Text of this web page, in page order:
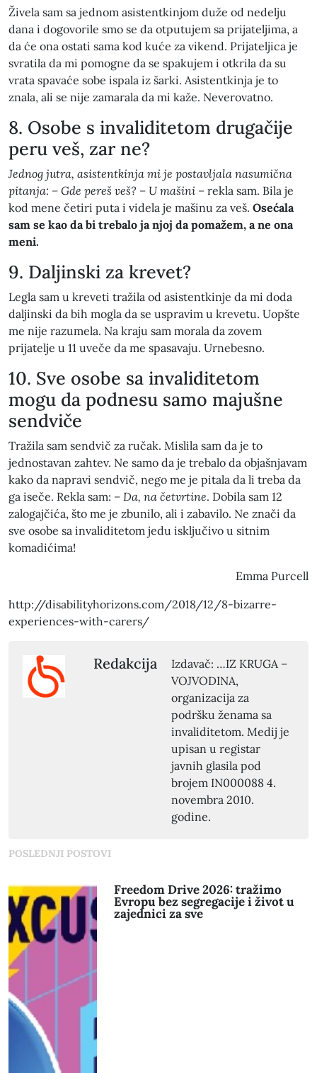
Živela sam sa jednom asistentkinjom duže od nedelju
dana i dogovorile smo se da otputujem sa prijateljima, a
da će ona ostati sama kod kuće za vikend. Prijateljica je
svratila da mi pomogne da se spakujem i otkrila da su
vrata spavaće sobe ispala iz šarki. Asistentkinja je to
znala, ali se nije zamarala da mi kaže. Neverovatno.
8. Osobe s invaliditetom drugačije
peru veš, zar ne?
Jednog jutra, asistentkinja mi je postavljala nasumična
pitanja: – Gde pereš veš? – U mašini – rekla sam. Bila je
kod mene četiri puta i videla je mašinu za veš. Osećala
sam se kao da bi trebalo ja njoj da pomažem, a ne ona
meni.
9. Daljinski za krevet?
Legla sam u kreveti tražila od asistentkinje da mi doda
daljinski da bih mogla da se uspravim u krevetu. Uopšte
me nije razumela. Na kraju sam morala da zovem
prijatelje u 11 uveče da me spasavaju. Urnebesno.
10. Sve osobe sa invaliditetom
mogu da podnesu samo majušne
sendviče
Tražila sam sendvič za ručak. Mislila sam da je to
jednostavan zahtev. Ne samo da je trebalo da objašnjavam
kako da napravi sendvič, nego me je pitala da li treba da
ga iseče. Rekla sam: – Da, na četvrtine. Dobila sam 12
zalogajčića, što me je zbunilo, ali i zabavilo. Ne znači da
sve osobe sa invaliditetom jedu isključivo u sitnim
komadićima!
Emma Purcell
http://disabilityhorizons.com/2018/12/8-bizarre-
experiences-with-carers/
Redakcija
Izdavač: …IZ KRUGA –
VOJVODINA,
organizacija za
podršku ženama sa
invaliditetom. Medij je
upisan u registar
javnih glasila pod
brojem IN000088 4.
novembra 2010.
godine.
POSLEDNJI POSTOVI
Freedom Drive 2026: tražimo
Evropu bez segregacije i život u
zajednici za sve